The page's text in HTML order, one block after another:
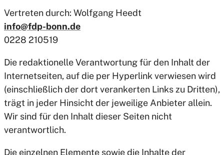
Vertreten durch: Wolfgang Heedt
info@fdp-bonn.de
0228 210519
Die redaktionelle Verantwortung für den Inhalt der
Internetseiten, auf die per Hyperlink verwiesen wird
(einschließlich der dort verankerten Links zu Dritten),
trägt in jeder Hinsicht der jeweilige Anbieter allein.
Wir sind für den Inhalt dieser Seiten nicht
verantwortlich.
Die einzelnen Elemente sowie die Inhalte der